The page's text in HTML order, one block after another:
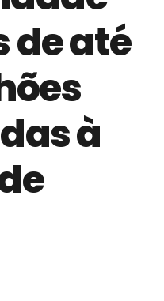
ganha espaço como
nas empresas
com fibra de vidro
competitiva não está no
comprador B2B e a venda
mais humana
e de massa dos fios,
das portas com tipologia
decisões ou apenas reage
de até
à